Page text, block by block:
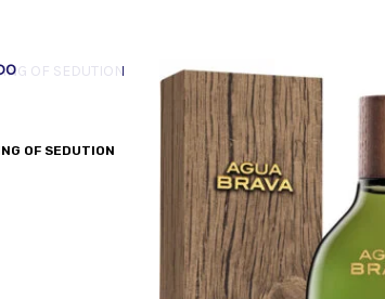
OF SEDUTION